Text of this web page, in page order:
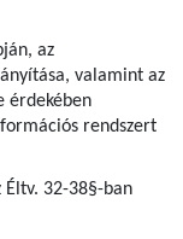
az
valamint az
érdekében
rendszert
Éltv. 32-38§-ban